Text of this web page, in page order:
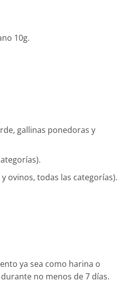
10g.
gallinas ponedoras y
ovinos, todas las categorías).
ya sea como harina o
no menos de 7 días.